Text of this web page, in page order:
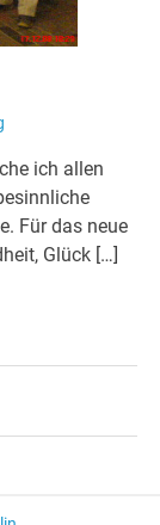
ich allen
Für das neue
Glück […]